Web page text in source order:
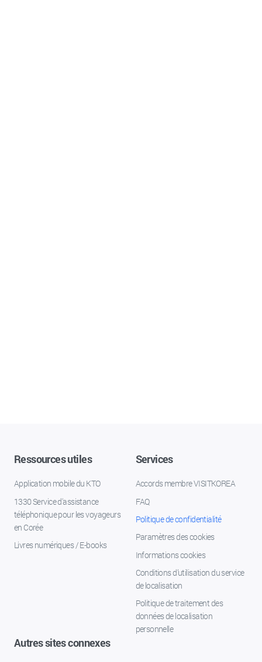
Ressources utiles
Application mobile du KTO
1330 Service d'assistance
téléphonique pour les voyageurs
en Corée
Livres numériques / E-books
Services
Accords membre VISITKOREA
FAQ
Politique de confidentialité
Paramètres des cookies
Informations cookies
Conditions d’utilisation du service
de localisation
Politique de traitement des
données de localisation
personnelle
Autres sites connexes